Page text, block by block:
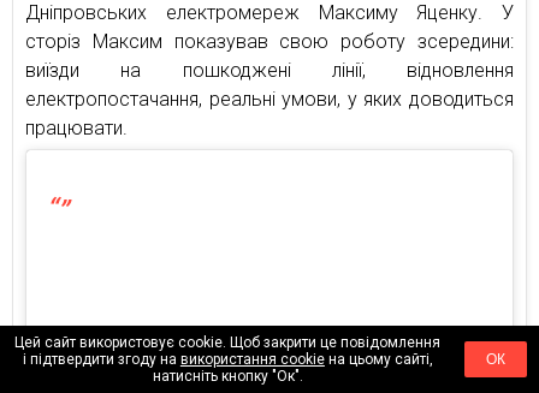
Дніпровських електромереж Максиму Яценку. У
сторіз Максим показував свою роботу зсередини:
виїзди на пошкоджені лінії, відновлення
електропостачання, реальні умови, у яких доводиться
працювати.
Цей сайт використовує cookie. Щоб закрити це повідомлення
і підтвердити згоду на використання cookieна цьому сайті,
натисніть кнопку "Ок".
ОК